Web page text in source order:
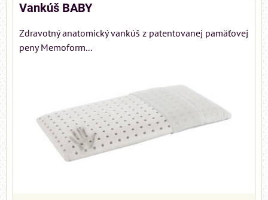
Vankúš BABY
Zdravotný anatomický vankúš z patentovanej pamäťovej
peny Memoform...